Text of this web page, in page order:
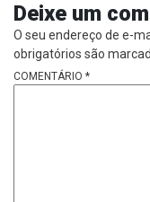
Deixe um
O seu endereço de e-
obrigatórios são
COMENTÁRIO *